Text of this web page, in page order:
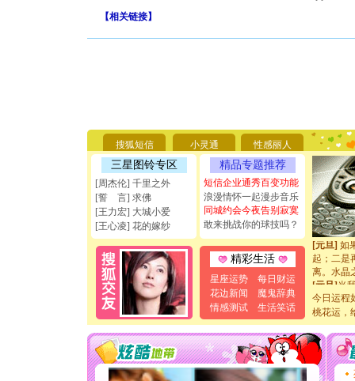
【相关链接】
搜狐短信 小灵通 性感丽人
三星图铃专区
[周杰伦] 千里之外
[誓 言] 求佛
[王力宏] 大城小爱
[王心凌] 花的嫁纱
精品专题推荐
短信企业通秀百变功能
浪漫情怀一起漫步音乐
同城约会今夜告别寂寞
敢来挑战你的球技吗？
精彩生活
星座运势
每日财运
花边新闻
魔鬼辞典
情感测试
生活笑话
[圣诞节]
能正大
天都要快
[圣诞节]
如意,快
[元旦]看
断电。爱
你是我专
[元旦]如
起；二是
离。水晶
[元旦] 当
泣，这痛
卖了。水
颜！冬去
道一声
[春节]传
片叶子
今日运程
桃花运，